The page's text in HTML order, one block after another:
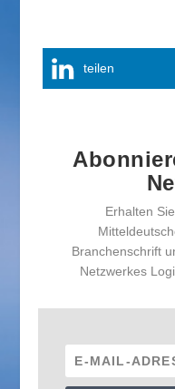
teilen
Erhalten
Branchenschrift
Netzwerkes